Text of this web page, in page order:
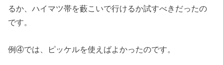
るか、ハイマツ帯を藪こいで行けるか試すべきだったの
です。
例④では、ピッケルを使えばよかったのです。